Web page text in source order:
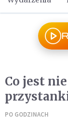
Co jest
PO GODZINACH